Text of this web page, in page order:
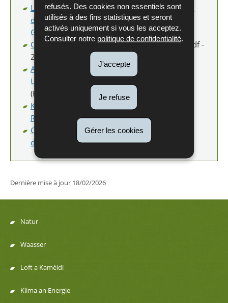
refusés. Des cookies non essentiels sont
utilisés à des fins statistiques et seront
activés uniquement si vous les acceptez.
Consulter notre politique de confidentialité
J'accepte
Je refuse
Gérer les cookies
Leitfaden zur strategischen Umweltprüfung für
die Ausarbeitung des Plan d’Aménagement
Général (2013) (Pdf - 3,11 Mo)
Circulaire aux Administrations communales
(Pdf -
243 Ko)
Arbeitshilfen zum Leitfaden zur strategischen
Umweltprüfung für die Ausarbeitung des PAG
(Excel - 333 Ko)
Klarstellung zum prozeduralen Vorgehen im
Rahmen einer SUP (2026)
Clarification concernant la procédure à suivre
dans le cadre d'une EES (2026)
Dernière mise à jour 18/02/2026
Menu
de
navigation
Natur
Waasser
Loft a Kaméidi
Klima an Energie